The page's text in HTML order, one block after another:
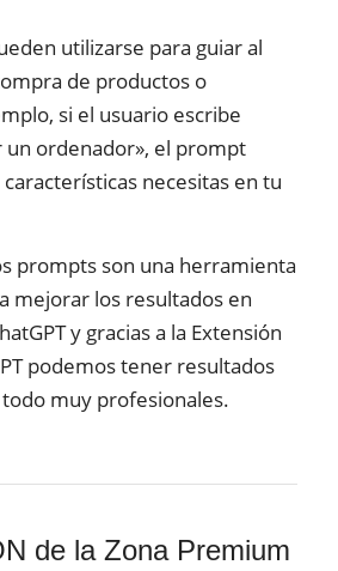
utilizarse para guiar al
de productos o
si el usuario escribe
ordenador», el prompt
necesitas en tu
prompts son una herramienta
mejorar los resultados en
y gracias a la Extensión
podemos tener resultados
muy profesionales.
de la Zona Premium